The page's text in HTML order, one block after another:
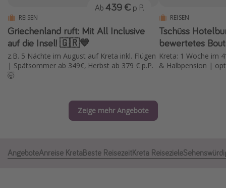
Goa Urlaub
St. Lucia Urlaub
Kefalonia Urlaub
Krabi Urlaub
Tulum Urlaub
Alle Reisethemen
REISEN
Griechenland ruft: Mit All Inclusive
auf die Insel! 🇬🇷💙
z.B. 5 Nächte im August auf Kreta inkl. Flügen
| Spätsommer ab 349€, Herbst ab 379 € p.P.
🤯
Ab 439 € p. P.
REISEN
Tschüss
bewertetes
Kreta: 1 Woche im
& Halbpension |
Zeige mehr Angebote
AngeboteAnreise KretaBeste ReisezeitKreta Reiseziele